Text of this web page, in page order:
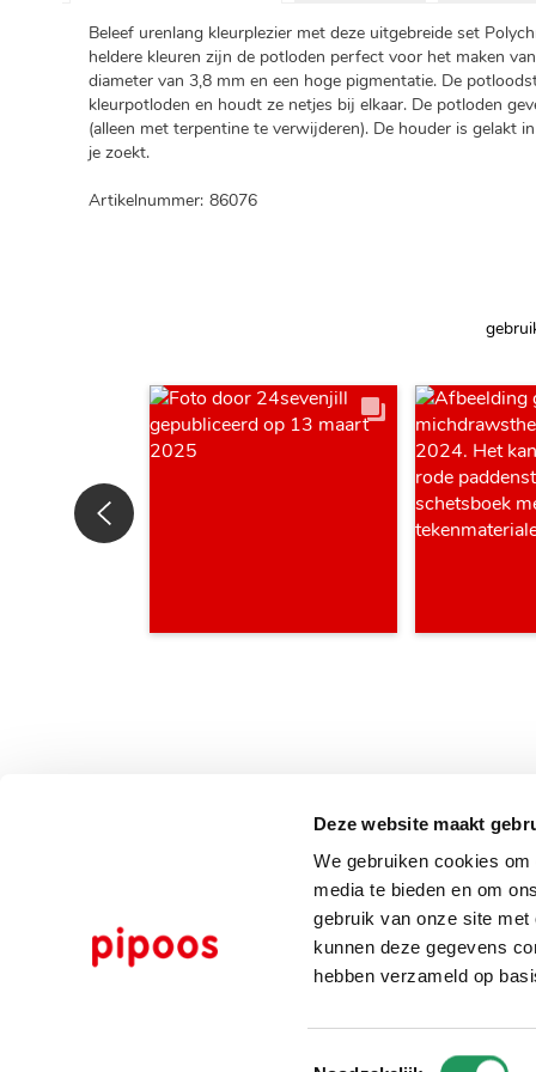
Deze website maakt
We gebruiken cookies
media te bieden en om
gebruik van onze site
kunnen deze gegevens
hebben verzameld op
Toestemmingsselectie
Beleef urenlang kleurplezier met deze uitgebreide set
heldere kleuren zijn de potloden perfect voor het maken
diameter van 3,8 mm en een hoge pigmentatie. De
kleurpotloden en houdt ze netjes bij elkaar. De potloden
(alleen met terpentine te verwijderen). De houder is gelakt
je zoekt.
Artikelnummer: 86076